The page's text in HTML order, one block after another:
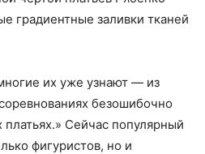
градиентные заливки тканей
их уже узнают — из
безошибочно
Сейчас популярный
фигуристов, но и